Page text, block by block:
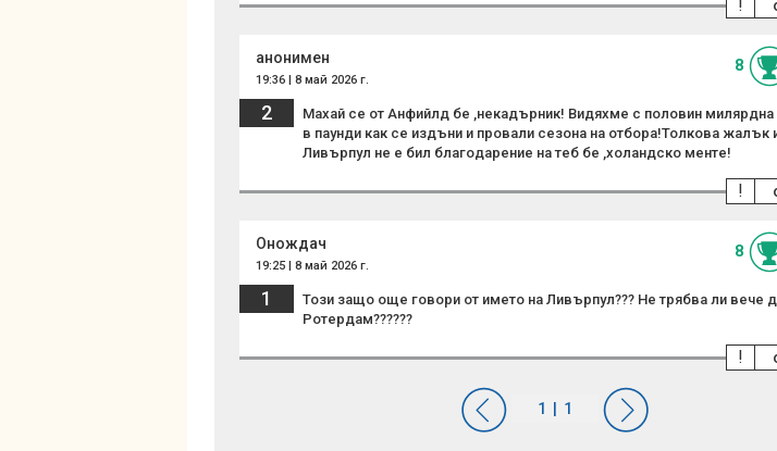
!
анонимен
19:36 | 8 май 2026 г.
8
2
Махай се от Анфийлд бе ,некадърник! Видяхме с половин милярдна
в паунди как се издъни и провали сезона на отбора!Толкова жалък
Ливърпул не е бил благодарение на теб бе ,холандско менте!
!
Онождач
19:25 | 8 май 2026 г.
8
1
Този защо още говори от името на Ливърпул??? Не трябва ли вече
Ротердам??????
!